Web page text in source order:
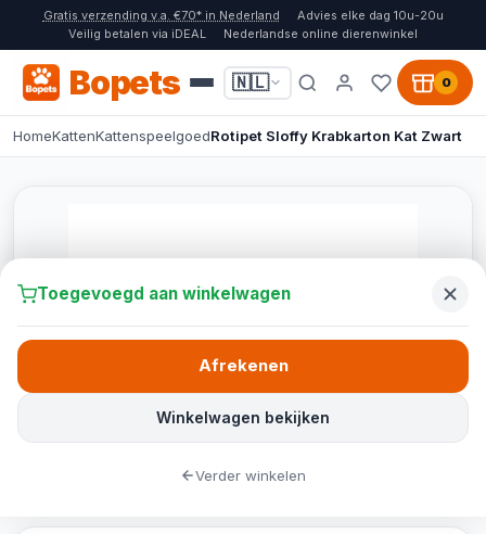
Gratis verzending v.a. €70* in Nederland
Advies elke dag 10u-20u
Veilig betalen via iDEAL
Nederlandse online dierenwinkel
Bopets 🇳🇱 0
HomeKattenKattenspeelgoedRotipet Sloffy Krabkarton Kat Zwart
Toegevoegd aan winkelwagen
Winkelwagen bekijken
Afrekenen
Verder winkelen